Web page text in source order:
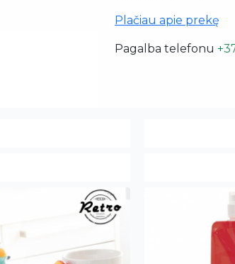
Plačiau apie prekę
Pagalba telefonu